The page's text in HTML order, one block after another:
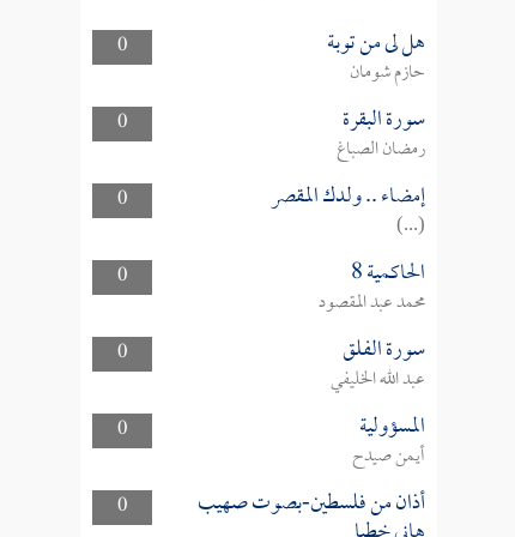
0 هل لى من توبة
حازم شومان
0
سورة البقرة
رمضان الصباغ
0
إمضاء .. ولدك المقصر
(...)
0
الحاكمية 8
محمد عبد المقصود
0
سورة الفلق
عبد الله الخليفي
0
المسؤولية
أيمن صيدح
0
أذان من فلسطين-بصوت صهيب